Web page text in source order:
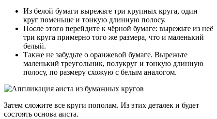
Из белой бумаги вырежьте три крупных круга, один
круг поменьше и тонкую длинную полосу.
После этого перейдите к чёрной бумаге: вырежьте из неё
три круга примерно того же размера, что и маленький
белый.
Также не забудьте о оранжевой бумаге. Вырежьте
маленький треугольник, полукруг и тонкую длинную
полосу, по размеру схожую с белым аналогом.
Затем сложите все круги пополам. Из этих деталек и будет
состоять основа аиста.